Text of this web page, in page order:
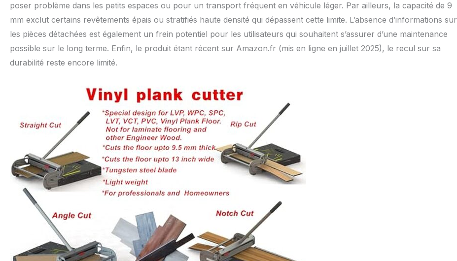
poser problème dans les petits espaces ou pour un transport fréquent en véhicule léger. Par ailleurs, la capacité de 9
mm exclut certains revêtements épais ou stratifiés haute densité qui dépassent cette limite. L’absence d’informations sur
les pièces détachées est également un frein potentiel pour les utilisateurs qui souhaitent s’assurer d’une maintenance
possible sur le long terme. Enfin, le produit étant récent sur Amazon.fr (mis en ligne en juillet 2025), le recul sur sa
durabilité reste encore limité.